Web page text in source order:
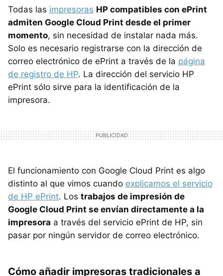
Todas las impresoras HP compatibles con ePrint
admiten Google Cloud Print desde el primer
momento, sin necesidad de instalar nada más.
Solo es necesario registrarse con la dirección de
correo electrónico de ePrint a través de la página
de registro de HP. La dirección del servicio HP
ePrint sólo sirve para la identificación de la
impresora.
El funcionamiento con Google Cloud Print es algo
distinto al que vimos cuando explicamos el servicio
de HP ePrint. Los trabajos de impresión de
Google Cloud Print se envían directamente a la
impresora a través del servicio ePrint de HP, sin
pasar por ningún servidor de correo electrónico.
Cómo añadir impresoras tradicionales a